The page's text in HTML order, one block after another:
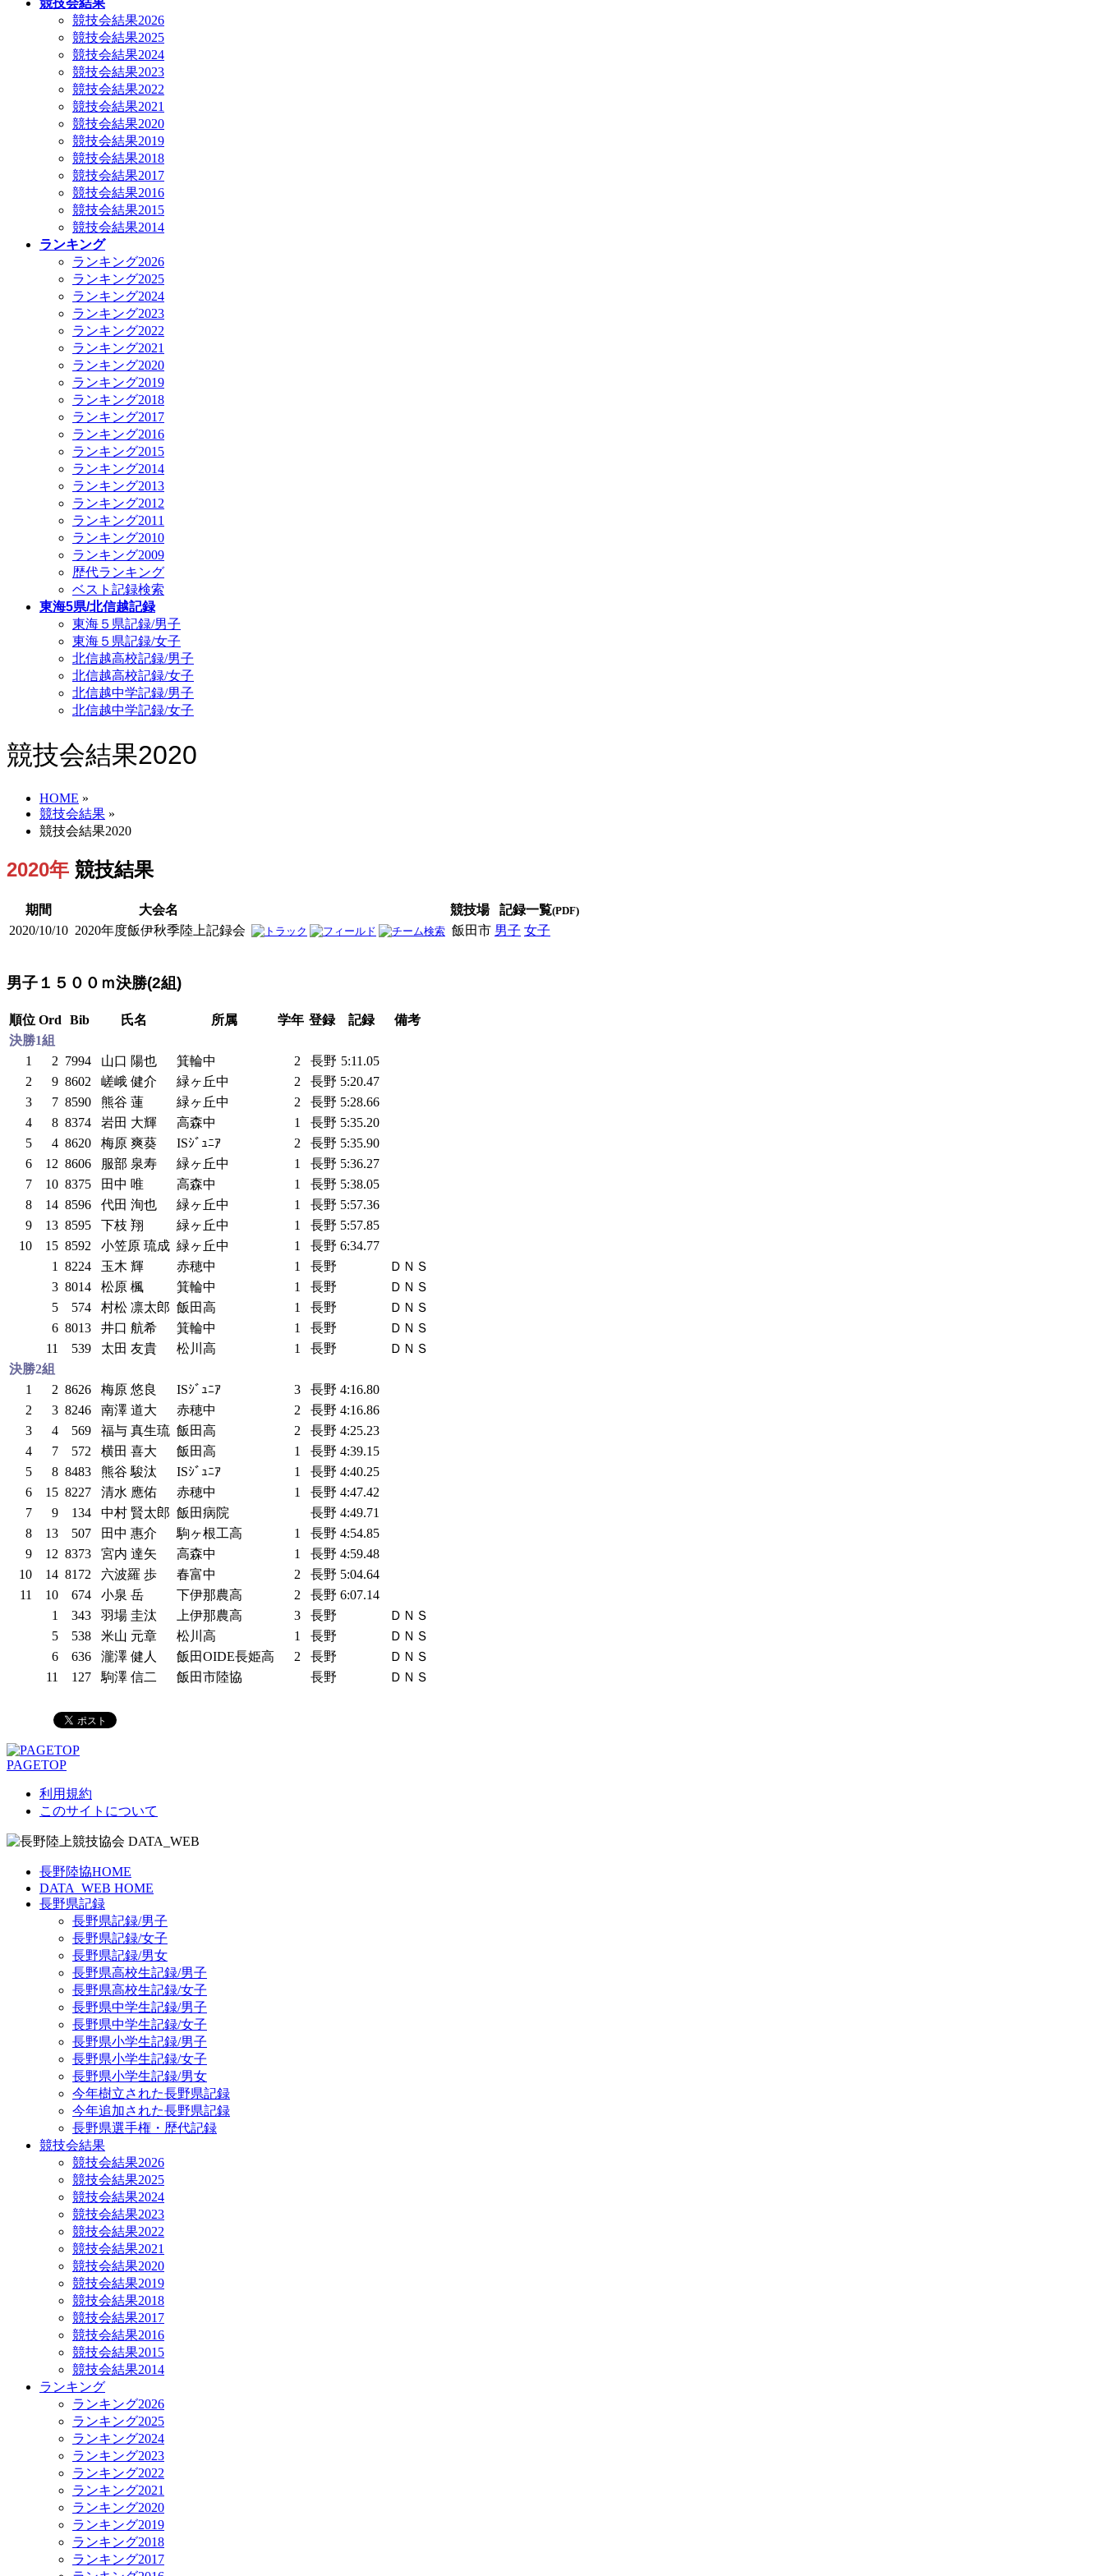
競技会結果
競技会結果2026
競技会結果2025
競技会結果2024
競技会結果2023
競技会結果2022
競技会結果2021
競技会結果2020
競技会結果2019
競技会結果2018
競技会結果2017
競技会結果2016
競技会結果2015
競技会結果2014
ランキング
ランキング2026
ランキング2025
ランキング2024
ランキング2023
ランキング2022
ランキング2021
ランキング2020
ランキング2019
ランキング2018
ランキング2017
ランキング2016
ランキング2015
ランキング2014
ランキング2013
ランキング2012
ランキング2011
ランキング2010
ランキング2009
歴代ランキング
ベスト記録検索
東海5県/北信越記録
東海５県記録/男子
東海５県記録/女子
北信越高校記録/男子
北信越高校記録/女子
北信越中学記録/男子
北信越中学記録/女子
競技会結果2020
HOME »
競技会結果 »
競技会結果2020
2020年 競技結果
期間 大会名 競技場 記録一覧(PDF)
2020/10/10 2020年度飯伊秋季陸上記録会 飯田市 男子 女子
男子１５００ｍ決勝(2組)
順位 Ord Bib 氏名 所属 学年 登録 記録
備考
決勝1組
1
2 7994 山口 陽也 箕輪中 2 長野 5:11.05
2
9 8602 嵯峨 健介 緑ヶ丘中 2 長野 5:20.47
3
7 8590 熊谷 蓮 緑ヶ丘中 2 長野 5:28.66
4
8 8374 岩田 大輝 高森中 1 長野 5:35.20
5
4 8620 梅原 爽葵 ISｼﾞｭﾆｱ 2 長野 5:35.90
6
12 8606 服部 泉寿 緑ヶ丘中 1 長野 5:36.27
7
10 8375 田中 唯 高森中 1 長野 5:38.05
8
14 8596 代田 洵也 緑ヶ丘中 1 長野 5:57.36
9
13 8595 下枝 翔 緑ヶ丘中 1 長野 5:57.85
10
15 8592 小笠原 琉成 緑ヶ丘中 1 長野 6:34.77
1
8224 玉木 輝 赤穂中 1 長野
ＤＮＳ
3 8014 松原 楓 箕輪中 1 長野
ＤＮＳ
5
574 村松 凛太郎 飯田高 1 長野
ＤＮＳ
6 8013 井口 航希 箕輪中 1 長野
ＤＮＳ
11
539 太田 友貴 松川高 1 長野
ＤＮＳ
決勝2組
1
2 8626 梅原 悠良 ISｼﾞｭﾆｱ 3 長野 4:16.80
2
3 8246 南澤 道大 赤穂中 2 長野 4:16.86
3
4 569 福与 真生琉 飯田高 2 長野 4:25.23
4
7 572 横田 喜大 飯田高 1 長野 4:39.15
5
8 8483 熊谷 駿汰 ISｼﾞｭﾆｱ 1 長野 4:40.25
6
15 8227 清水 應佑 赤穂中 1 長野 4:47.42
7
9 134 中村 賢太郎 飯田病院 長野 4:49.71
8
13 507 田中 惠介 駒ヶ根工高 1 長野 4:54.85
9
12 8373 宮内 達矢 高森中 1 長野 4:59.48
10
14 8172 六波羅 歩 春富中 2 長野 5:04.64
11
10 674 小泉 岳 下伊那農高 2 長野 6:07.14
1
343 羽場 圭汰 上伊那農高 3 長野
ＤＮＳ
5
538 米山 元章 松川高 1 長野
ＤＮＳ
6
636 瀧澤 健人 飯田OIDE長姫高 2 長野
ＤＮＳ
11
127 駒澤 信二 飯田市陸協 長野 ＤＮＳ
PAGETOP
利用規約
このサイトについて
長野陸協HOME
DATA_WEB HOME
長野県記録
長野県記録/男子
長野県記録/女子
長野県記録/男女
長野県高校生記録/男子
長野県高校生記録/女子
長野県中学生記録/男子
長野県中学生記録/女子
長野県小学生記録/男子
長野県小学生記録/女子
長野県小学生記録/男女
今年樹立された長野県記録
今年追加された長野県記録
長野県選手権・歴代記録
競技会結果
競技会結果2026
競技会結果2025
競技会結果2024
競技会結果2023
競技会結果2022
競技会結果2021
競技会結果2020
競技会結果2019
競技会結果2018
競技会結果2017
競技会結果2016
競技会結果2015
競技会結果2014
ランキング
ランキング2026
ランキング2025
ランキング2024
ランキング2023
ランキング2022
ランキング2021
ランキング2020
ランキング2019
ランキング2018
ランキング2017